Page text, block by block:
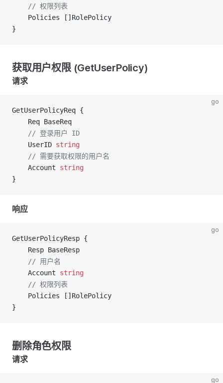
	// 权限列表
	Policies []RolePolicy
}
获取用户权限 (GetUserPolicy)
请求
go
GetUserPolicyReq {
	Req BaseReq
	// 登录用户 ID
	UserID
string
	// 需要获取权限的用户名
	Account
string
}
响应
go
GetUserPolicyResp {
	Resp BaseResp
	// 用户名
	Account
string
	// 权限列表
	Policies []RolePolicy
}
删除角色权限
请求
go